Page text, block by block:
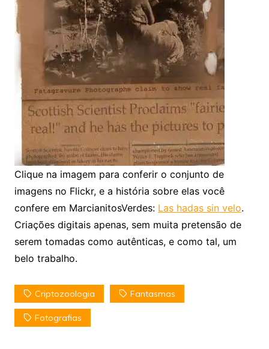
Clique na imagem para conferir o conjunto de
imagens no Flickr, e a história sobre elas você
confere em MarcianitosVerdes: Las hadas sin velo.
Criações digitais apenas, sem muita pretensão de
serem tomadas como autênticas, e como tal, um
belo trabalho.
Criptozoologia Fantasmas
Fotografias